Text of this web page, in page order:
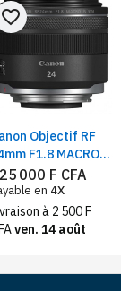
Objectif RF
F1.8 MACRO
STM
favorite_border
000 F CFA
en 4X
à 2 500 F
ven. 14 août